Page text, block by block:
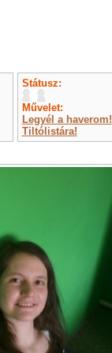
Státusz:
Művelet:
Legyél a haverom!
Tiltólistára!